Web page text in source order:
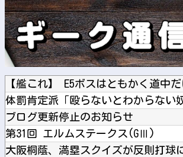
ブログ更新停止のお知らせ
第31回 エルムステークス(GⅢ)